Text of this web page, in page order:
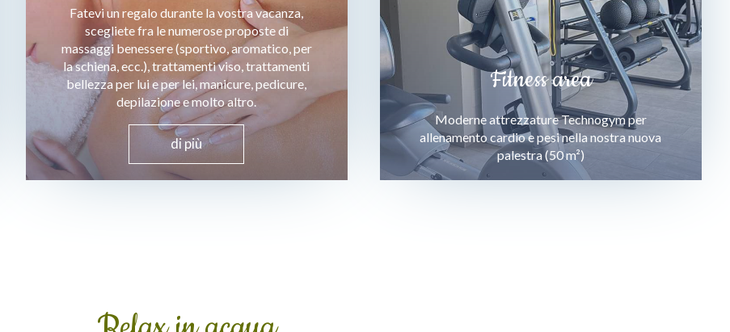
Fatevi un regalo durante la vostra vacanza,
scegliete fra le numerose proposte di
massaggi benessere (sportivo, aromatico, per
la schiena, ecc.), trattamenti viso, trattamenti
bellezza per lui e per lei, manicure, pedicure,
depilazione e molto altro.
di più
Fitness area
Moderne attrezzature Technogym per
allenamento cardio e pesi nella nostra nuova
palestra (50 m²)